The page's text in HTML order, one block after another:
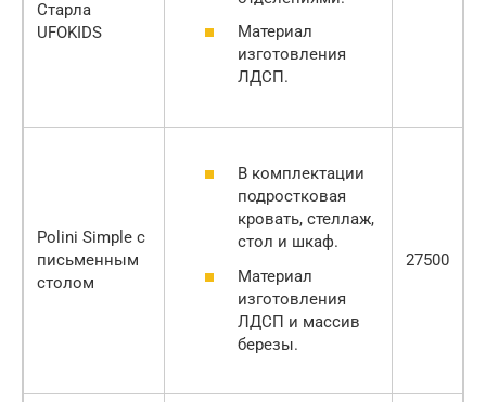
Старла
UFOKIDS
Материал
изготовления
ЛДСП.
Polini Simple с
письменным
столом
В комплектации
подростковая
кровать, стеллаж,
стол и шкаф.
Материал
изготовления
ЛДСП и массив
березы.
27500